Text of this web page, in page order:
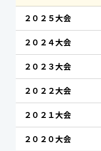
２０２５大会
２０２４大会
２０２３大会
２０２２大会
２０２１大会
２０２０大会